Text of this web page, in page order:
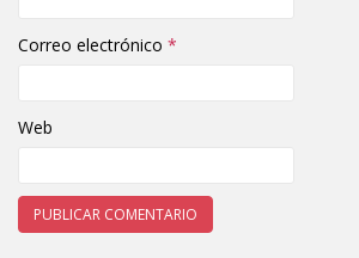
Correo electrónico *
Web